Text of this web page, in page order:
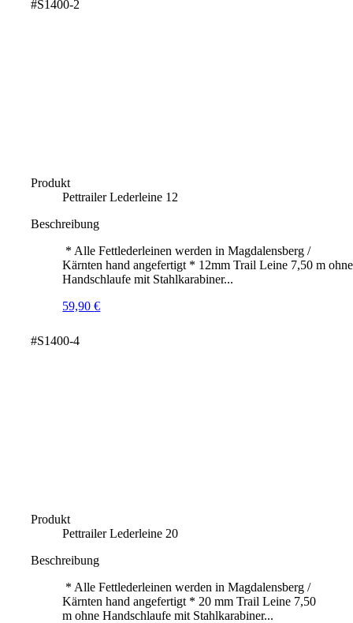
#S1400-2
Produkt
Pettrailer Lederleine 12
Beschreibung
* Alle Fettlederleinen werden in Magdalensberg /
Kärnten hand angefertigt * 12mm Trail Leine 7,50 m ohne
Handschlaufe mit Stahlkarabiner...
59,90€
#S1400-4
Produkt
Pettrailer Lederleine 20
Beschreibung
* Alle Fettlederleinen werden in Magdalensberg /
Kärnten hand angefertigt * 20 mm Trail Leine 7,50
m ohne Handschlaufe mit Stahlkarabiner...